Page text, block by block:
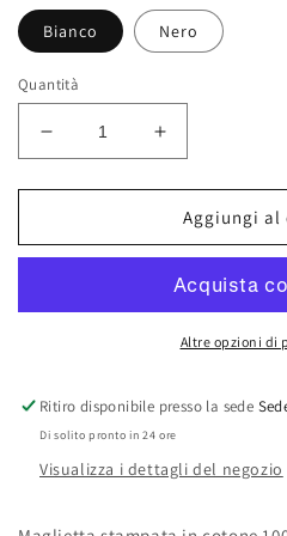
Bianco Nero
Quantità
Diminuisci
quantità
per
di
Aumenta
quantità
per
Maglietta
di
Hub
Aggiungi al
Altre opzioni di
Ritiro disponibile presso la sede
Di solito pronto in 24 ore
Visualizza i dettagli del negozio